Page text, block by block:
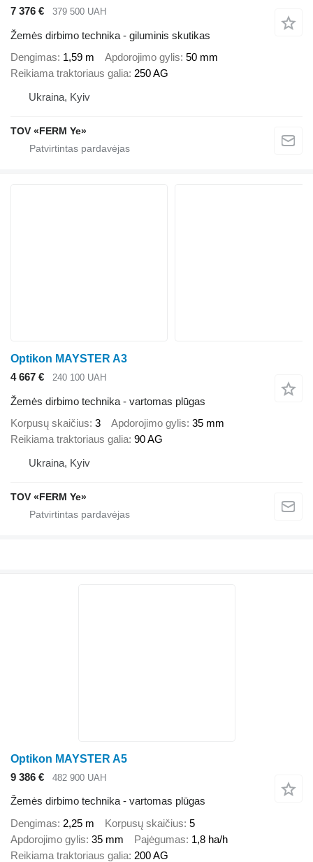
7 376 €
379 500 UAH
Žemės dirbimo technika - giluminis skutikas
Dengimas 1,59 m Apdorojimo gylis 50 mm
Reikiama traktoriaus galia 250 AG
Ukraina, Kyiv
TOV «FERM Ye»
Optikon MAYSTER A3
4 667 €
240 100 UAH
Žemės dirbimo technika - vartomas plūgas
Korpusų skaičius 3 Apdorojimo gylis 35 mm
Reikiama traktoriaus galia 90 AG
Ukraina, Kyiv
TOV «FERM Ye»
Optikon MAYSTER A5
9 386 €
482 900 UAH
Žemės dirbimo technika - vartomas plūgas
Dengimas 2,25 m Korpusų skaičius 5
Apdorojimo gylis 35 mm Pajėgumas 1,8 ha/h
Reikiama traktoriaus galia 200 AG